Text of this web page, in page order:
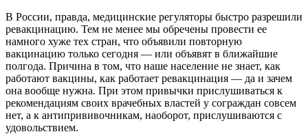
В России, правда, медицинские регуляторы быстро разрешили
ревакцинацию. Тем не менее мы обречены провести ее
намного хуже тех стран, что объявили повторную
вакцинацию только сегодня — или объявят в ближайшие
полгода. Причина в том, что наше население не знает, как
работают вакцины, как работает ревакцинация — да и зачем
она вообще нужна. При этом привычки прислушиваться к
рекомендациям своих врачебных властей у сограждан совсем
нет, а к антипрививочникам, наоборот, прислушиваются с
удовольствием.